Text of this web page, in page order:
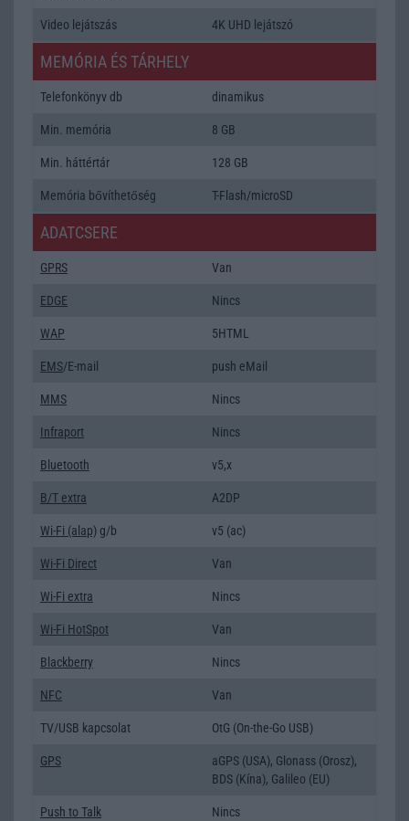
Video lejátszás 4K UHD lejátszó
MEMÓRIA ÉS TÁRHELY
Telefonkönyv db dinamikus
Min. memória 8 GB
Min. háttértár 128 GB
Memória bővíthetőség T-Flash/microSD
ADATCSERE
GPRS Van
EDGE Nincs
WAP 5HTML
EMS/E-mail push eMail
MMS Nincs
Infraport Nincs
Bluetooth v5,x
B/T extra A2DP
Wi-Fi (alap) g/b v5 (ac)
Wi-Fi Direct Van
Wi-Fi extra Nincs
Wi-Fi HotSpot Van
Blackberry Nincs
NFC Van
TV/USB kapcsolat OtG (On-the-Go USB)
GPS
aGPS (USA), Glonass (Orosz),
BDS (Kína), Galileo (EU)
Push to Talk Nincs